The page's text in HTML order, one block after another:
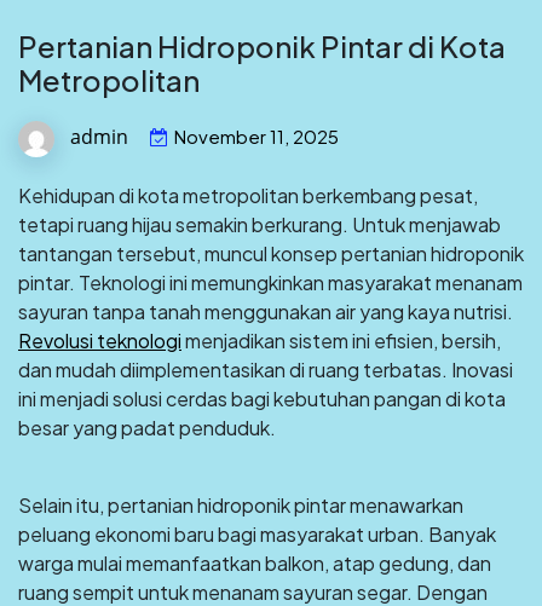
Pertanian Hidroponik Pintar di Kota
Metropolitan
admin November 11, 2025
Kehidupan di kota metropolitan berkembang pesat,
tetapi ruang hijau semakin berkurang. Untuk menjawab
tantangan tersebut, muncul konsep pertanian hidroponik
pintar. Teknologi ini memungkinkan masyarakat menanam
sayuran tanpa tanah menggunakan air yang kaya nutrisi.
Revolusi teknologimenjadikan sistem ini efisien, bersih,
dan mudah diimplementasikan di ruang terbatas. Inovasi
ini menjadi solusi cerdas bagi kebutuhan pangan di kota
besar yang padat penduduk.
Selain itu, pertanian hidroponik pintar menawarkan
peluang ekonomi baru bagi masyarakat urban. Banyak
warga mulai memanfaatkan balkon, atap gedung, dan
ruang sempit untuk menanam sayuran segar. Dengan